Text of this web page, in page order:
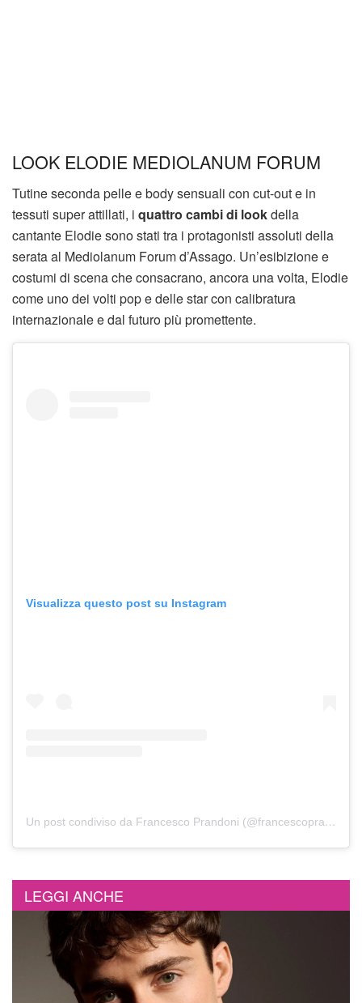
LOOK ELODIE MEDIOLANUM FORUM
Tutine seconda pelle e body sensuali con cut-out e in
tessuti super attillati, i quattro cambi di lookdella
cantante Elodie sono stati tra i protagonisti assoluti della
serata al Mediolanum Forum d’Assago. Un’esibizione e
costumi di scena che consacrano, ancora una volta, Elodie
come uno dei volti pop e delle star con calibratura
internazionale e dal futuro più promettente.
Visualizza questo post su Instagram
Un post condiviso da Francesco Prandoni (@francescoprandoni)
LEGGI ANCHE